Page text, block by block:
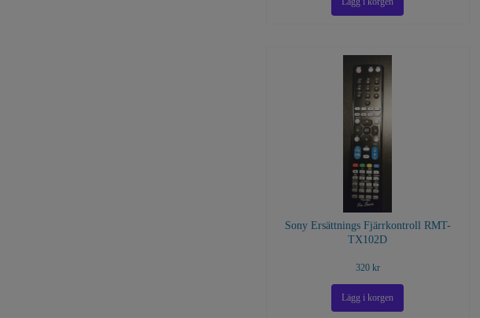
Sony Ersättnings Fjärrkontroll RMT-
TX102D
320 kr